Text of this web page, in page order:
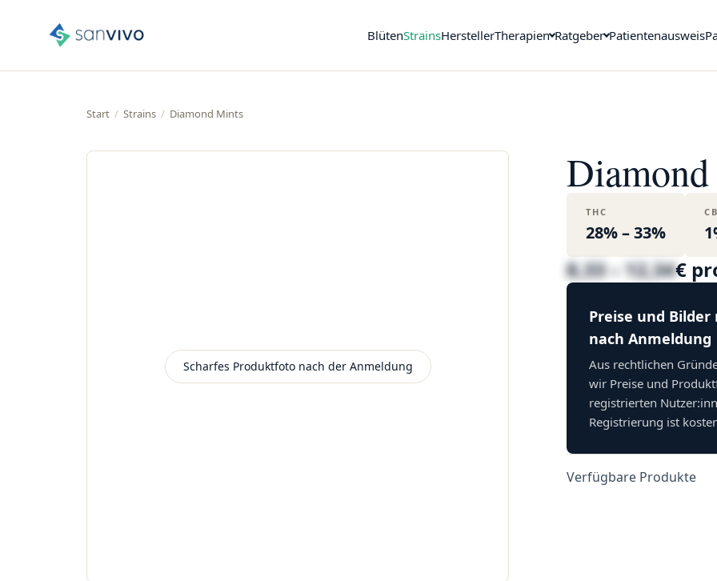
BlütenStrainsHerstellerTherapien Ratgeber Patientenausweis
Start / Strains / Diamond Mints
Scharfes Produktfoto nach der Anmeldung
THC
28% – 33%
8,33 – 12,34€
Preise und Bilder
nach Anmeldung
Aus rechtlichen
wir Preise und
registrierten
Registrierung ist
Verfügbare Produkte